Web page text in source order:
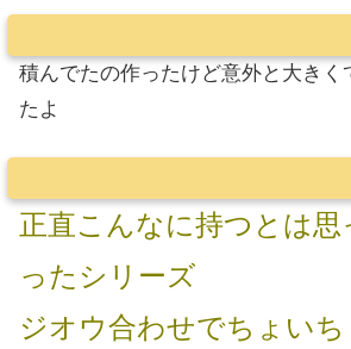
積んでたの作ったけど意外と大きく
たよ
正直こんなに持つとは思
ったシリーズ
ジオウ合わせでちょいち